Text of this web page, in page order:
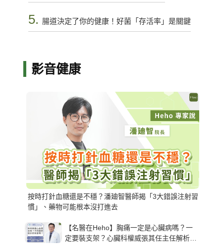
5. 腸道決定了你的健康！好菌「存活率」是關鍵
影音健康
按時打針血糖還是不穩？潘廸智醫師揭「3大錯誤注射習
慣」、藥物可能根本沒打進去
【名醫在Heho】胸痛一定是心臟病嗎？一
定要裝支架？心臟科權威張其任主任解析支